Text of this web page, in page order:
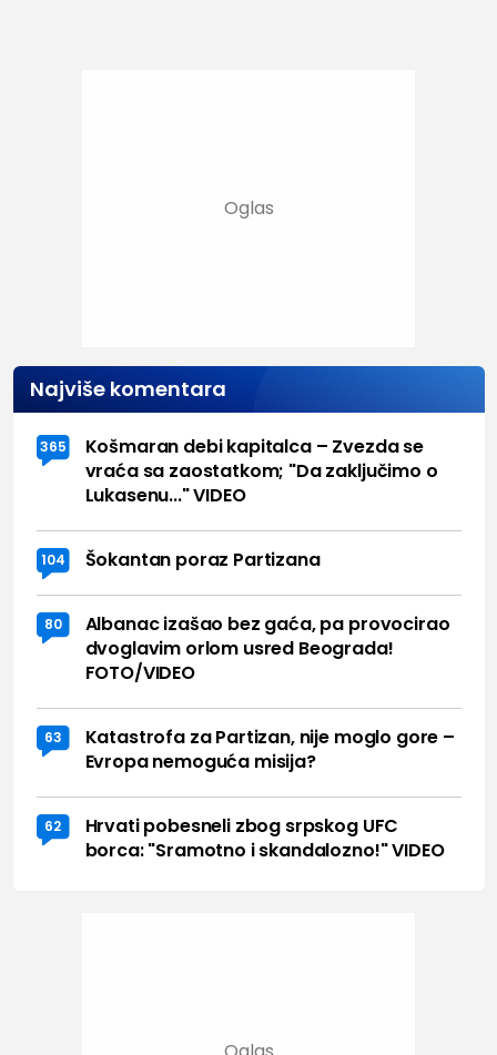
Najviše komentara
365
Košmaran debi kapitalca – Zvezda se
vraća sa zaostatkom; "Da zaključimo o
Lukasenu..." VIDEO
104 Šokantan poraz Partizana
80
Albanac izašao bez gaća, pa provocirao
dvoglavim orlom usred Beograda!
FOTO/VIDEO
63
Katastrofa za Partizan, nije moglo gore –
Evropa nemoguća misija?
62
Hrvati pobesneli zbog srpskog UFC
borca: "Sramotno i skandalozno!" VIDEO